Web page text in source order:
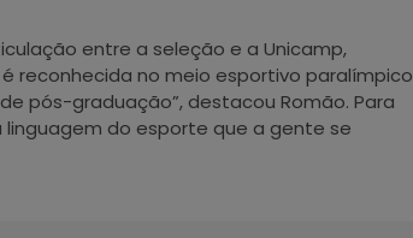
entre a seleção e a Unicamp,
reconhecida no meio esportivo paralímpico
pós-graduação”, destacou Romão. Para
linguagem do esporte que a gente se